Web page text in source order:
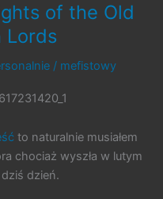
of the Old
Lords
/ mefistowy
to naturalnie musiałem
chociaż wyszła w lutym
dzień.